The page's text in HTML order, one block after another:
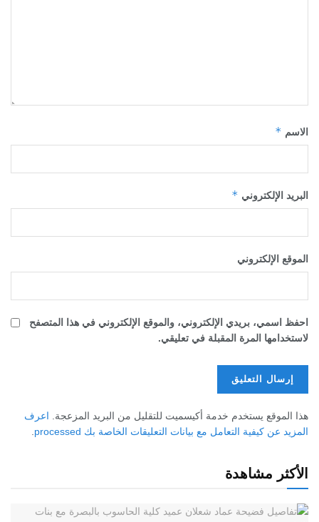
الاسم *
البريد الإلكتروني *
الموقع الإلكتروني
احفظ اسمي، بريدي الإلكتروني، والموقع الإلكتروني في هذا المتصفح
لاستخدامها المرة المقبلة في تعليقي.
هذا الموقع يستخدم خدمة أكيسميت للتقليل من البريد المزعجة. اعرف
المزيد عن كيفية التعامل مع بيانات التعليقات الخاصة بك processed
الأكثر مشاهدة